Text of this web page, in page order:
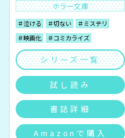
ホラー文庫
＃泣ける ＃切ない
＃ミステリ
＃映画化
＃コミカライズ
シリーズ一覧
試し読み
書誌詳細
Amazonで購入